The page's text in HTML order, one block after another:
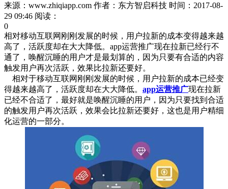
来源：www.zhiqiapp.com 作者：东方智启科技 时间：2017-08-
29 09:46 阅读：
0
相对移动互联网刚刚发展的时候，用户拉新的成本变得越来越
高了，活跃度却在大大降低。app运营推广现在拉新已经行不
通了，唤醒沉睡的用户才是最划算的，因为只要有合适的内容
触发用户再次活跃，效果比拉新还要好。
相对于移动互联网刚刚发展的时候，用户拉新的成本已经变
得越来越高了，活跃度却在大大降低。 app运营推广现在拉新
已经不合适了，最好就是唤醒沉睡的用户，因为只要找到合适
的触发用户再次活跃，效果会比拉新还要好，这也是用户精细
化运营的一部分。